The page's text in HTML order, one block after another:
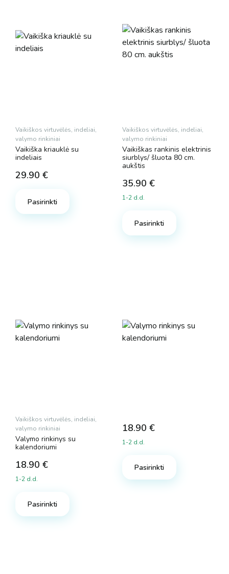
Vaikiškos virtuvėlės, indeliai,
valymo rinkiniai
Vaikiška kriauklė su
indeliais
29.90 €
Pasirinkti
Vaikiškos virtuvėlės, indeliai,
valymo rinkiniai
Vaikiškas rankinis elektrinis
siurblys/ šluota 80 cm.
aukštis
35.90 €
1-2 d.d.
Pasirinkti
Vaikiškos virtuvėlės, indeliai,
valymo rinkiniai
Valymo rinkinys su
kalendoriumi
18.90 €
1-2 d.d.
Pasirinkti
18.90 €
1-2 d.d.
Pasirinkti